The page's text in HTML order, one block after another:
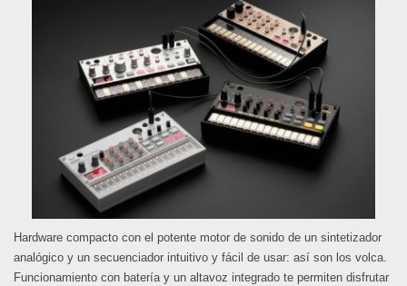
Hardware compacto con el potente motor de sonido de un sintetizador
analógico y un secuenciador intuitivo y fácil de usar: así son los volca.
Funcionamiento con batería y un altavoz integrado te permiten disfrutar